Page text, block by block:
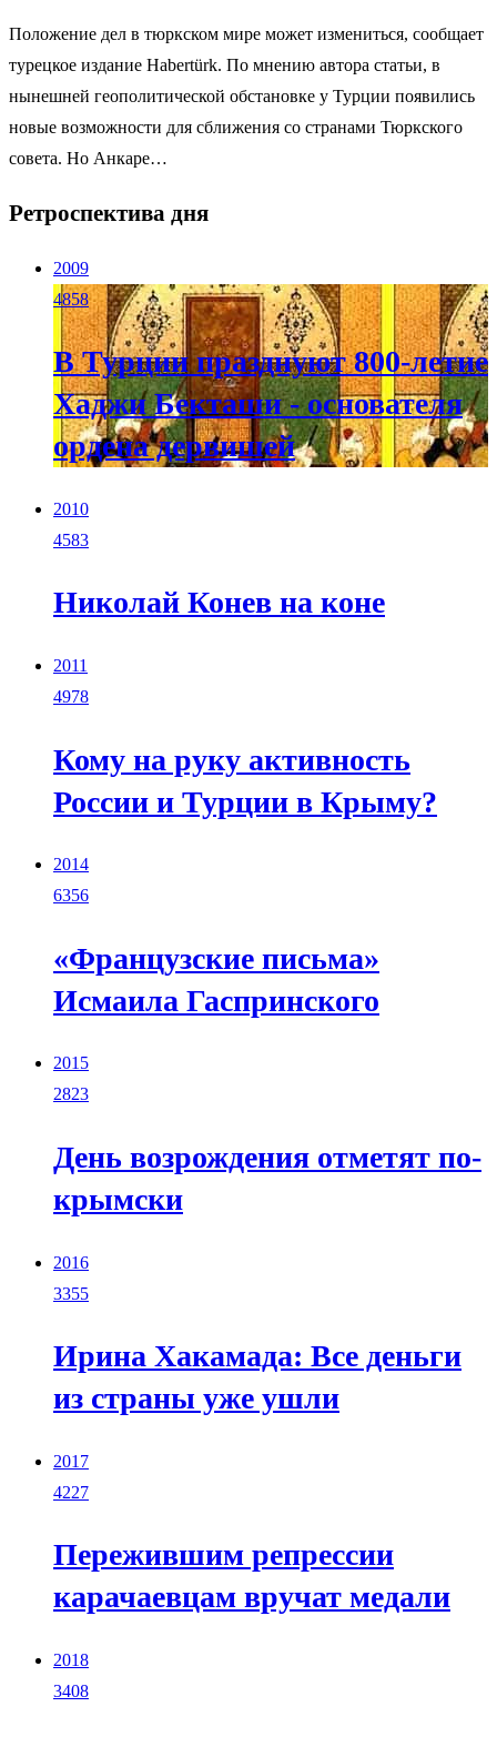
Положение дел в тюркском мире может измениться, сообщает
турецкое издание Habertürk. По мнению автора статьи, в
нынешней геополитической обстановке у Турции появились
новые возможности для сближения со странами Тюркского
совета. Но Анкаре…
Ретроспектива дня
2009
4858
В Турции празднуют 800-летие
Хаджи Бекташи - основателя
ордена дервишей
2010
4583
Николай Конев на коне
2011
4978
Кому на руку активность
России и Турции в Крыму?
2014
6356
«Французские письма»
Исмаила Гаспринского
2015
2823
День возрождения отметят по-
крымски
2016
3355
Ирина Хакамада: Все деньги
из страны уже ушли
2017
4227
Пережившим репрессии
карачаевцам вручат медали
2018
3408